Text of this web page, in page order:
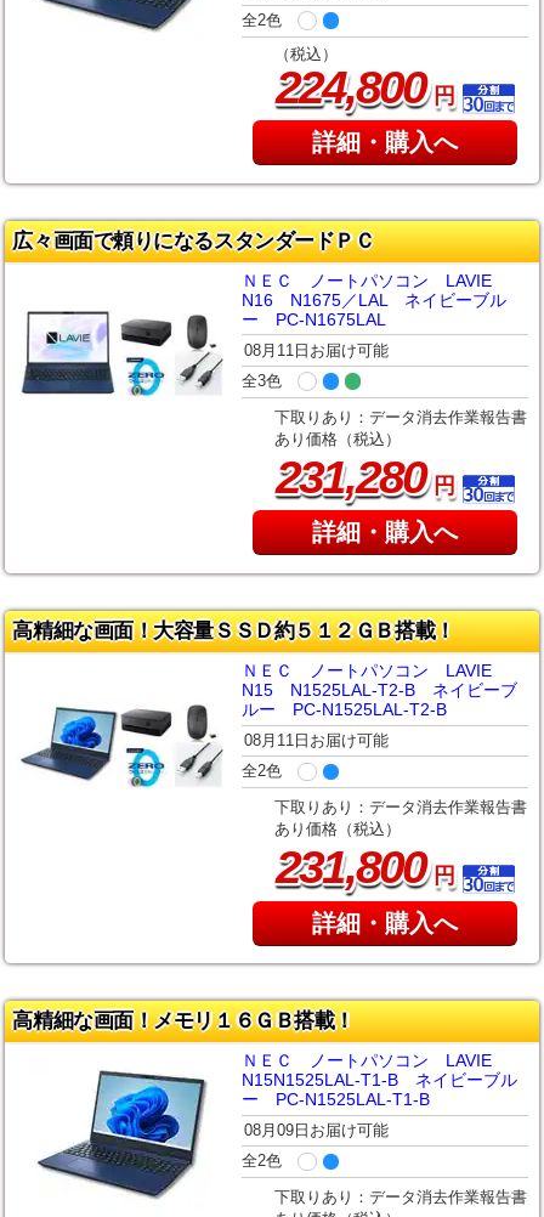
全2色
（税込）
224,800円
詳細・購入へ
広々画面で頼りになるスタンダードＰＣ
ＮＥＣ ノートパソコン LAVIE
N16 N1675／LAL ネイビーブル
ー PC-N1675LAL
08月11日お届け可能
全3色
下取りあり：データ消去作業報告書
あり価格（税込）
231,280円
詳細・購入へ
高精細な画面！大容量ＳＳＤ約５１２ＧＢ搭載！
ＮＥＣ ノートパソコン LAVIE
N15 N1525LAL-T2-B ネイビーブ
ルー PC-N1525LAL-T2-B
08月11日お届け可能
全2色
下取りあり：データ消去作業報告書
あり価格（税込）
231,800円
詳細・購入へ
高精細な画面！メモリ１６ＧＢ搭載！
ＮＥＣ ノートパソコン LAVIE
N15N1525LAL-T1-B ネイビーブル
ー PC-N1525LAL-T1-B
08月09日お届け可能
全2色
下取りあり：データ消去作業報告書